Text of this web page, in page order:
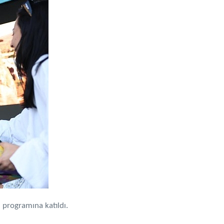
katıldı.